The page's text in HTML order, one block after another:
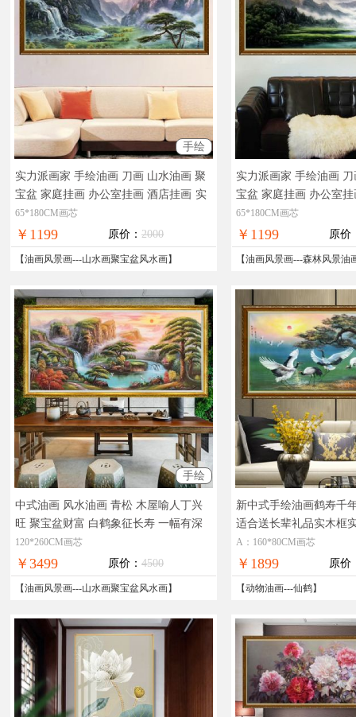
手绘
实力派画家 手绘油画 刀画 山水油画 聚
宝盆 家庭挂画 办公室挂画 酒店挂画 实
物拍摄，现货图片，在线支付，全国免
邮
65*180CM画芯
￥1199 原价： 2000
【油画风景画---山水画聚宝盆风水画】
实力派画家 手绘油画
宝盆 家庭挂画 办公室
物拍摄，现货图片，在
邮
65*180CM画芯
￥1199 原价
【油画风景画---森林风景油
手绘
中式油画 风水油画 青松 木屋喻人丁兴
旺 聚宝盆财富 白鹤象征长寿 一幅有深
刻意义的优秀作品
聚宝盆油画
120*260CM画芯
￥3499 原价： 4500
【油画风景画---山水画聚宝盆风水画】
新中式手绘油画鹤寿千
适合送长辈礼品实木框
合客厅的挂画新中式挂
A：160*80CM画芯
￥1899 原价
【动物油画---仙鹤】